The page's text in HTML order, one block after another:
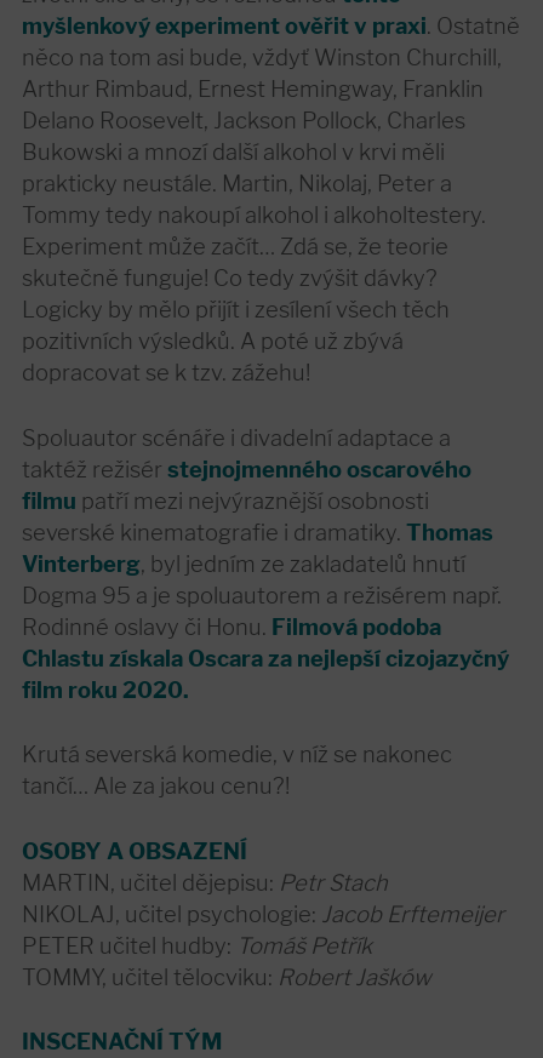
myšlenkový experiment ověřit v praxi. Ostatně
něco na tom asi bude, vždyť Winston Churchill,
Arthur Rimbaud, Ernest Hemingway, Franklin
Delano Roosevelt, Jackson Pollock, Charles
Bukowski a mnozí další alkohol v krvi měli
prakticky neustále. Martin, Nikolaj, Peter a
Tommy tedy nakoupí alkohol i alkoholtestery.
Experiment může začít… Zdá se, že teorie
skutečně funguje! Co tedy zvýšit dávky?
Logicky by mělo přijít i zesílení všech těch
pozitivních výsledků. A poté už zbývá
dopracovat se k tzv. zážehu!
Spoluautor scénáře i divadelní adaptace a
taktéž režisérstejnojmenného oscarového
filmu patří mezi nejvýraznější osobnosti
severské kinematografie i dramatiky.Thomas
Vinterberg, byl jedním ze zakladatelů hnutí
Dogma 95 a je spoluautorem a režisérem např.
Rodinné oslavy či Honu. Filmová podoba
Chlastu získala Oscara za nejlepší cizojazyčný
film roku 2020.
Krutá severská komedie, v níž se nakonec
tančí… Ale za jakou cenu?!
OSOBY A OBSAZENÍ
MARTIN, učitel dějepisu: Petr Stach
NIKOLAJ, učitel psychologie: Jacob Erftemeijer
PETER učitel hudby: Tomáš Petřík
TOMMY, učitel tělocviku: Robert Jašków
INSCENAČNÍ TÝM